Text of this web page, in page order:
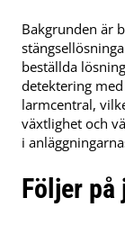
Bakgrunden är
beställda
detektering
larmcentral,
växtlighet och
i
Följer